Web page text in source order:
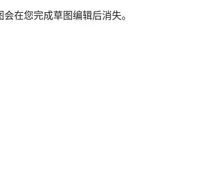
在您完成草图编辑后消失。